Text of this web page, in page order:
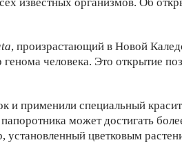
, произрастающий в Новой
человека. Это открытие
и применили специальный
может достигать
установленный цветковым